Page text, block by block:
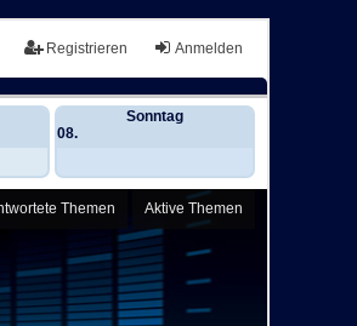
Anmelden
Registrieren
Sonntag
08.
Themen Aktive Themen